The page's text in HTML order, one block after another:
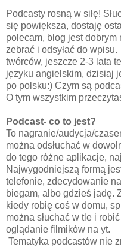
Podcasty rosną w siłę!
się powiększa, dostaję
polecam, blog jest
zebrać i odsyłać do
twórców, jeszcze 2-3 lata
języku angielskim, dzisiaj
po polsku:) Czym są
O tym wszystkim
Podcast- co to jest?
To nagranie/audycja/
można odsłuchać w
do tego różne aplikacje,
Najwygodniejszą formą
telefonie, zdecydowanie
biegam, albo gdzieś jadę.
kiedy robię coś w domu,
można słuchać w tle i
oglądanie filmików na yt.
Tematyka podcastów nie